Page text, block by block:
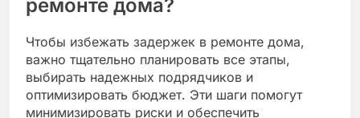
ремонте дома?
Чтобы избежать задержек в ремонте дома,
важно тщательно планировать все этапы,
выбирать надежных подрядчиков и
оптимизировать бюджет. Эти шаги помогут
минимизировать риски и обеспечить